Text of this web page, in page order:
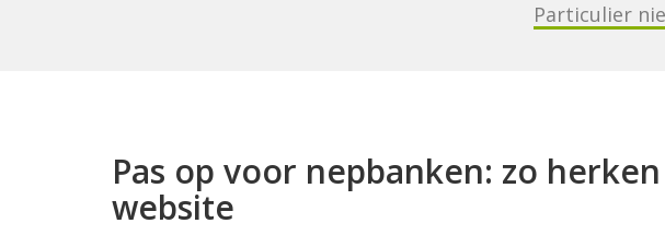
Particulier
Pas op voor nepbanken: zo
website